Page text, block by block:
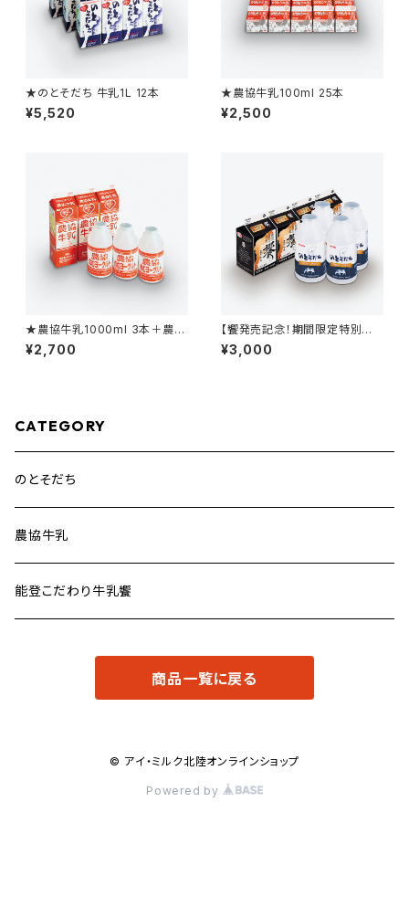
★のとそだち 牛乳1L 12本
¥5,520
★農協牛乳100ml 25本
¥2,500
★農協牛乳1000ml 3本＋農協
のむヨーグルト500ml 3本
¥2,700
【饗発売記念！期間限定特別価
格！】饗500ml 4本＋のとそだ
ちのむヨーグルト500ml 4本
¥3,000
CATEGORY
のとそだち
農協牛乳
能登こだわり牛乳饗
商品一覧に戻る
© アイ・ミルク北陸オンラインショップ
Powered by